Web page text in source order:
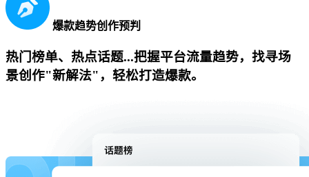
爆款趋势创作预判
热门榜单、热点话题...把握平台流量趋势，找寻场
景创作"新解法"，轻松打造爆款。